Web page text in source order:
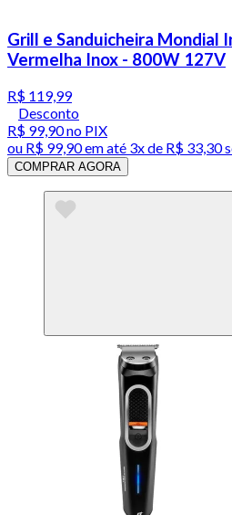
Grill e Sanduicheira Mondial
Vermelha Inox - 800W 127V
R$ 119,99
Desconto
R$ 99,90no PIX
ou R$ 99,90em até 3x de R$ 33,30
COMPRAR AGORA